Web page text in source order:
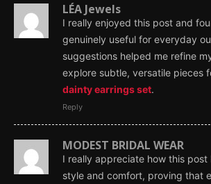
LÉA Jewels
I really enjoyed this post and
genuinely useful for everyday
suggestions helped me refine
explore subtle, versatile pieces
dainty earrings set.
Reply
MODEST BRIDAL WEAR
I really appreciate how this post
style and comfort, proving that